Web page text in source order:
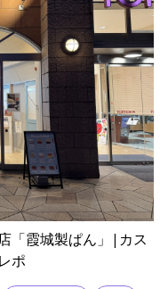
「霞城製ぱん」|カス
ポ